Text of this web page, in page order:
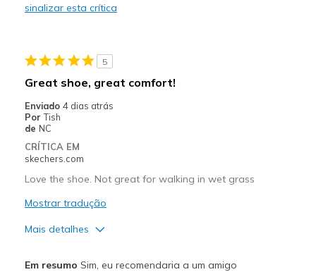
Melhores utilizações
Going Out
Travel
Width
Feels true to width
Sizing
sinalizar esta crítica
5
Great shoe, great comfort!
Enviado 4 dias atrás
Por Tish
de NC
CRÍTICA EM
skechers.com
Love the shoe. Not great for walking in wet grass
Mostrar tradução
Mais detalhes
Em resumo Sim, eu recomendaria a um amigo